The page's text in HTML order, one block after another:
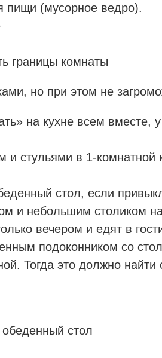
пищи (мусорное ведро).
границы комнаты
но при этом не
на кухне всем
стульями в 1-комнатной
стол, если
и небольшим столиком
вечером и едят в
подоконником со
Тогда это должно
стол